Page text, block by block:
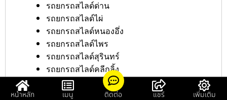
รถยกรถสไลด์ด่าน
รถยกรถสไลด์ไผ่
รถยกรถสไลด์หนองอึ่ง
รถยกรถสไลด์ไพร
รถยกรถสไลด์สุรินทร์
รถยกรถสไลด์คลีกลิ้ง
รถยกรถสไลด์กุง
รถยกรถสไลด์ศูนย์ราชการศรีสะเกษ
หน้าหลัก เมนู ติดต่อ แชร์ เพิ่มเติม